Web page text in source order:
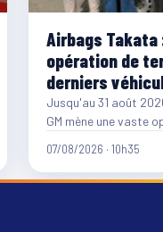
Airbags Takata
opération de
derniers
Jusqu'au 31 août
GM mène une vaste
07/08/2026 · 10h35